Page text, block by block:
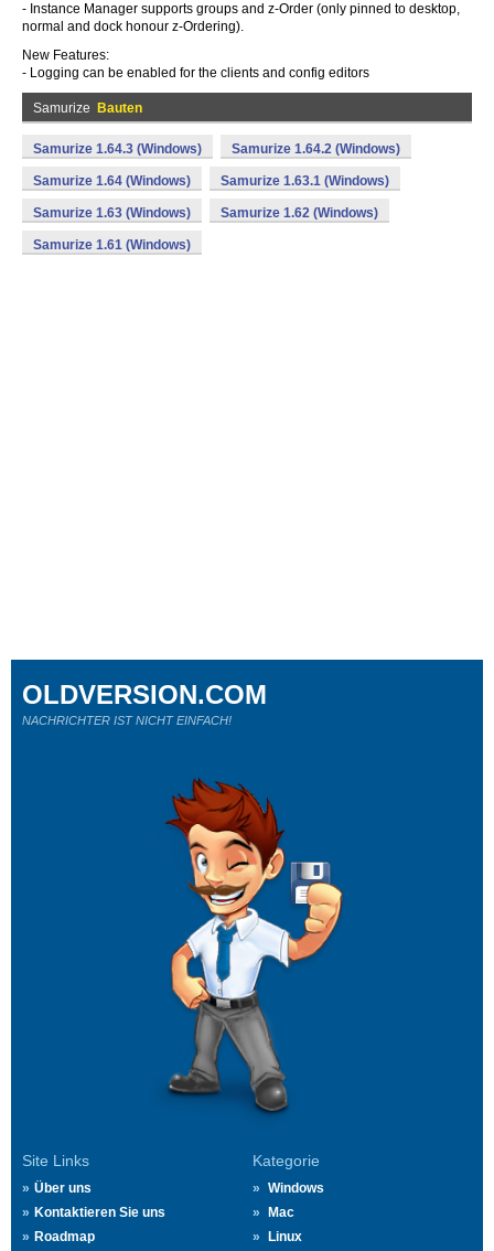
- Instance Manager supports groups and z-Order (only pinned to desktop,
normal and dock honour z-Ordering).
New Features:
- Logging can be enabled for the clients and config editors
Samurize Bauten
Samurize 1.64.3 (Windows) Samurize 1.64.2 (Windows)
Samurize 1.64 (Windows) Samurize 1.63.1 (Windows)
Samurize 1.63 (Windows) Samurize 1.62 (Windows)
Samurize 1.61 (Windows)
Site Links
Über uns
Kontaktieren Sie uns
Roadmap
Kategorie
Windows
Mac
Linux
OLDVERSION.COM
NACHRICHTER IST NICHT EINFACH!